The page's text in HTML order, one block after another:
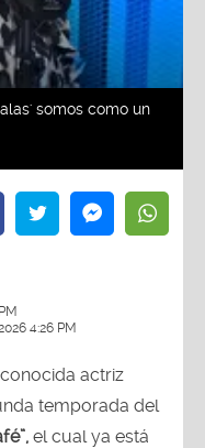
somos como un
4:26 PM
actriz
temporada del
el cual ya está